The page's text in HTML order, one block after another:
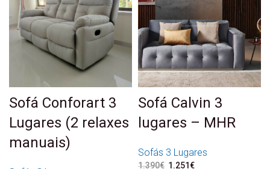
Sofá Conforart 3
Lugares (2 relaxes
manuais)
Sofá Calvin 3
lugares – MHR
Sofás 3 Lugares
1.390€ O preço original era:
1.251€